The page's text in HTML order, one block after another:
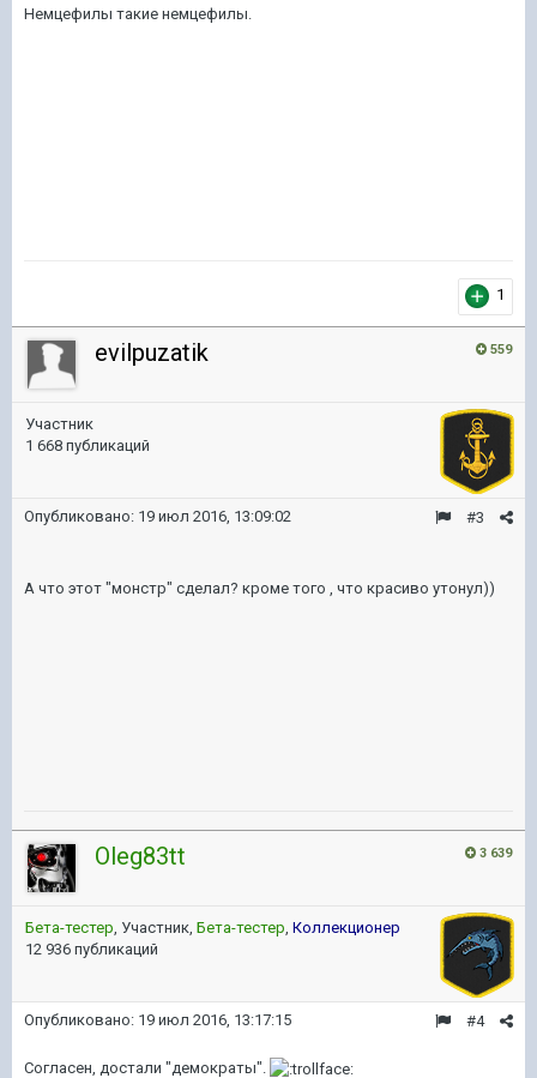
Немцефилы такие немцефилы.
1
559
evilpuzatik
Участник
1 668 публикаций
#3
Опубликовано: 19 июл 2016, 13:09:02
А что этот "монстр" сделал? кроме того , что красиво утонул))
3 639
Oleg83tt
Бета-тестер, Участник, Бета-тестер, Коллекционер
12 936 публикаций
#4
Опубликовано: 19 июл 2016, 13:17:15
Согласен, достали "демократы".